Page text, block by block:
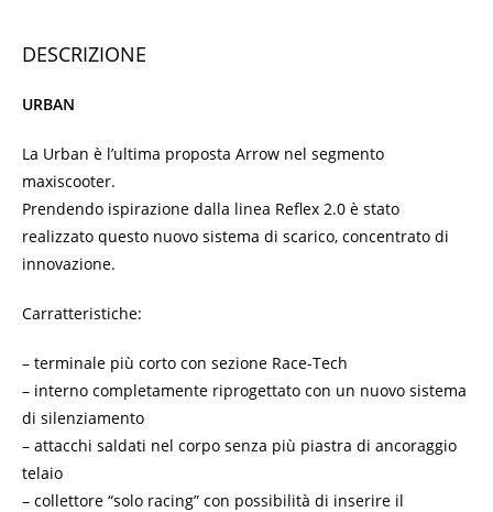
DESCRIZIONE
URBAN
La Urban è l’ultima proposta Arrow nel segmento
maxiscooter.
Prendendo ispirazione dalla linea Reflex 2.0 è stato
realizzato questo nuovo sistema di scarico, concentrato di
innovazione.
Carratteristiche:
– terminale più corto con sezione Race-Tech
– interno completamente riprogettato con un nuovo sistema
di silenziamento
– attacchi saldati nel corpo senza più piastra di ancoraggio
telaio
– collettore “solo racing” con possibilità di inserire il